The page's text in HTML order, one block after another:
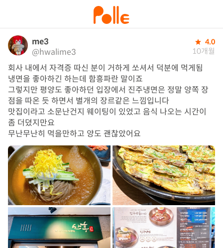
me3
@hwalime3
4.0
10개월
회사 내에서 자격증 따신 분이 거하게 쏘셔서 덕분에 먹게됨
냉면을 좋아하긴 하는데 함흥파란 말이죠
그렇지만 평양도 좋아하던 입장에서 진주냉면은 정말 양쪽 장
점을 따온 듯 하면서 별개의 장르같은 느낌입니다
맛집이라고 소문난건지 웨이팅이 있었고 음식 나오는 시간이
좀 더뎠지만요
무난무난히 먹을만하고 양도 괜찮았어요